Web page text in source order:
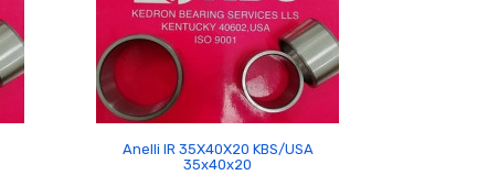

Anelli IR 35X40X20 KBS/USA
35x40x20